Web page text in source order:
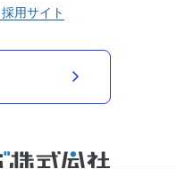
採用サイト